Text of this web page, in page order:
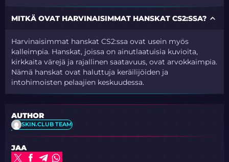
MITKÄ OVAT HARVINAISIMMAT HANSKAT CS2:SSA?
Harvinaisimmat hanskat CS2:ssa ovat usein myös
kalleimpia. Hanskat, joissa on ainutlaatuisia kuvioita,
kirkkaita värejä ja rajallinen saatavuus, ovat arvokkaimpia.
Nämä hanskat ovat haluttuja keräilijöiden ja
intohimoisten pelaajien keskuudessa.
AUTHOR
SKIN.CLUB TEAM
JAA